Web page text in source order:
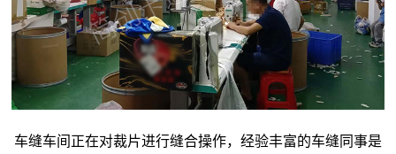
车缝车间正在对裁片进行缝合操作，经验丰富的车缝同事是